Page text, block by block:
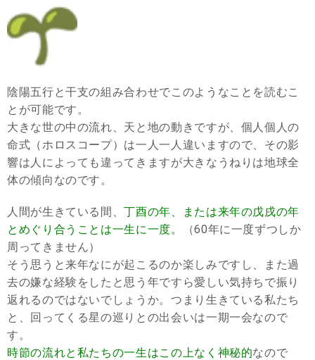
陰陽五行と干支の組み合わせでこのようなことを読むこ
とが可能です。
大きな世の中の流れ、天と地の動きですが、個人個人の
命式（ホロスコープ）は一人一人違いますので、その影
響は人によっても違ってきますが大きなうねりは地球全
体の傾向なのです。
人間が生きている間、丁酉の年、または来年の戊戌の年
とめぐり合うことは一生に一度。
（60年に一度ずつしか
周ってきません）
そう思うと来年なにが起こるのか楽しみですし、また過
去の嫌な経験をしたと思う年ですら愛しい気持ちで振り
返れるのではないでしょうか。つまり生きている私たち
と、回ってくる星の巡りとの出会いは一期一会なので
す。
時節の流れと私たちの一生はこの上なく神秘的なので